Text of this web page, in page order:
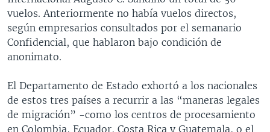
vuelos. Anteriormente no había vuelos directos,
según empresarios consultados por el semanario
Confidencial, que hablaron bajo condición de
anonimato.
El Departamento de Estado exhortó a los nacionales
de estos tres países a recurrir a las “maneras legales
de migración” -como los centros de procesamiento
en Colombia, Ecuador, Costa Rica y Guatemala, o el